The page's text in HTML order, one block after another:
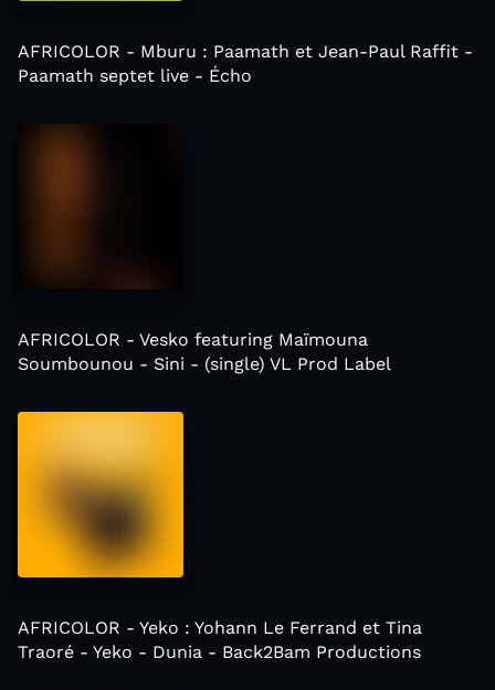
AFRICOLOR - Mburu : Paamath et Jean-Paul Raffit -
Paamath septet live - Écho
AFRICOLOR - Vesko featuring Maïmouna
Soumbounou - Sini - (single) VL Prod Label
AFRICOLOR - Yeko : Yohann Le Ferrand et Tina
Traoré - Yeko - Dunia - Back2Bam Productions